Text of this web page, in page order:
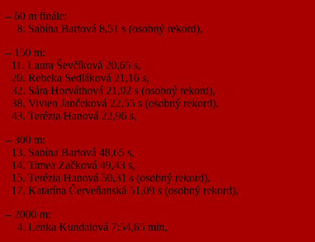
– 60 m finále:
8. Sabína Bartová 8,51 s (osobný rekord),
– 150 m:
11. Laura Ševčíková 20,65 s,
20. Rebeka Sedláková 21,16 s,
32. Sára Horváthová 21,92 s (osobný rekord),
38. Vivien Jančeková 22,55 s (osobný rekord),
43. Terézia Hanová 22,96 s,
– 300 m:
13. Sabína Bartová 48,65 s,
14. Timea Začková 49,43 s,
15. Terézia Hanová 50,31 s (osobný rekord),
17. Katarína Červeňanská 51,09 s (osobný rekord),
– 2000 m:
4. Lenka Kundalová 7:54,65 min,